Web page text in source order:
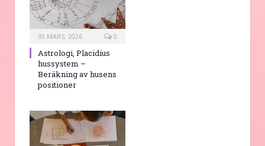
30 MARS, 2026 0
Astrologi, Placidius
hussystem –
Beräkning av husens
positioner